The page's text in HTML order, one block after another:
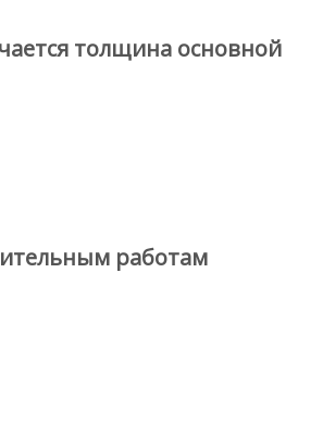
толщина основной
работам